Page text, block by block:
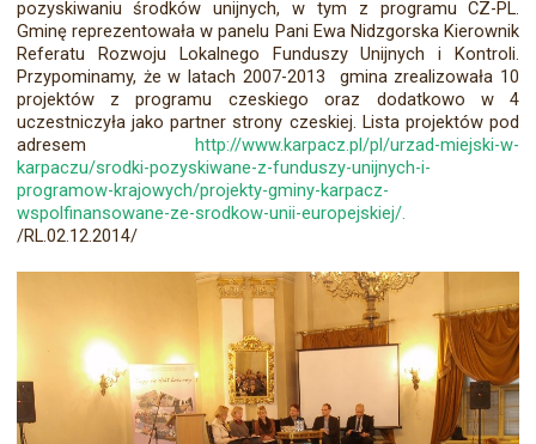
pozyskiwaniu środków unijnych, w tym z programu CZ-PL.
Gminę reprezentowała w panelu Pani Ewa Nidzgorska Kierownik
Referatu Rozwoju Lokalnego Funduszy Unijnych i Kontroli.
Przypominamy, że w latach 2007-2013 gmina zrealizowała 10
projektów z programu czeskiego oraz dodatkowo w 4
uczestniczyła jako partner strony czeskiej. Lista projektów pod
adresem http://www.karpacz.pl/pl/urzad-miejski-w-
karpaczu/srodki-pozyskiwane-z-funduszy-unijnych-i-
programow-krajowych/projekty-gminy-karpacz-
wspolfinansowane-ze-srodkow-unii-europejskiej/.
/RL.02.12.2014/